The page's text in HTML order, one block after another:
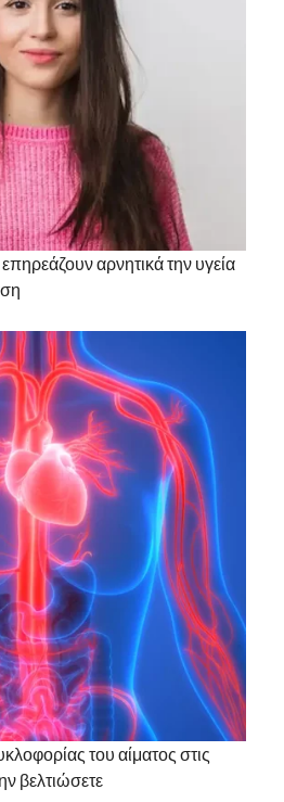
αρνητικά την υγεία
του αίματος στις
βελτιώσετε